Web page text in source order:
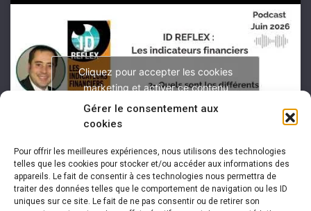
Gérer le consentement aux
cookies
Pour offrir les meilleures expériences, nous utilisons des technologies
telles que les cookies pour stocker et/ou accéder aux informations des
appareils. Le fait de consentir à ces technologies nous permettra de
traiter des données telles que le comportement de navigation ou les ID
uniques sur ce site. Le fait de ne pas consentir ou de retirer son
Cliquez pour accepter les cookies
marketing et activer ce contenu